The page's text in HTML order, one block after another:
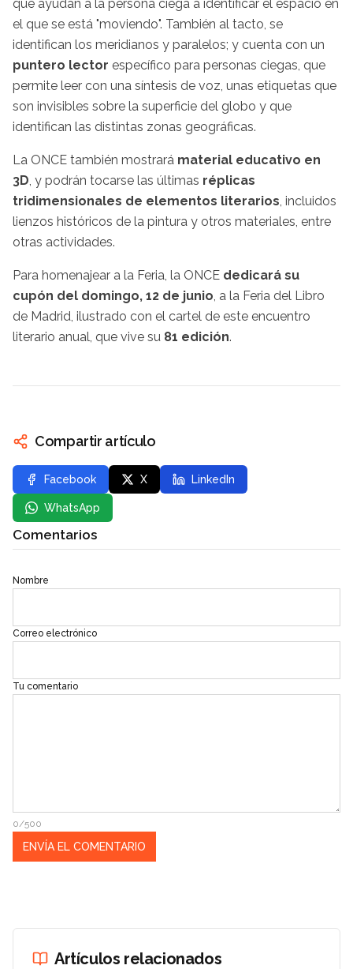
que ayudan a la persona ciega a identificar el espacio en
el que se está "moviendo". También al tacto, se
identifican los meridianos y paralelos; y cuenta con un
puntero lector específico para personas ciegas, que
permite leer con una síntesis de voz, unas etiquetas que
son invisibles sobre la superficie del globo y que
identifican las distintas zonas geográficas.
La ONCE también mostrará material educativo en
3D , y podrán tocarse las últimas réplicas
tridimensionales de elementos literarios , incluidos
lienzos históricos de la pintura y otros materiales, entre
otras actividades.
Para homenajear a la Feria, la ONCE dedicará su
cupón del domingo, 12 de junio , a la Feria del Libro
de Madrid, ilustrado con el cartel de este encuentro
literario anual, que vive su 81 edición.
Compartir artículo
Facebook X LinkedIn
WhatsApp
Comentarios
Nombre
Correo electrónico
Tu comentario
0/500
Artículos relacionados